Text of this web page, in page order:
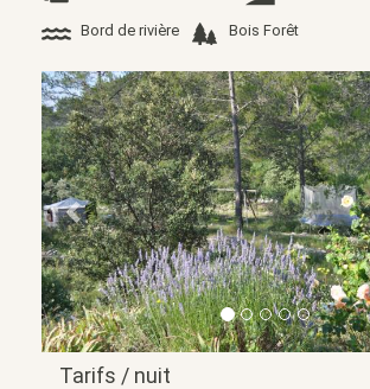
Bord de rivière Bois Forêt
Précédent
Tarifs / nuit